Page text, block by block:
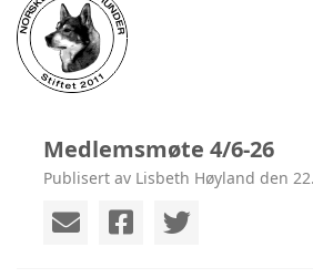
Medlemsmøte 4/6-26
Publisert av Lisbeth Høyland den